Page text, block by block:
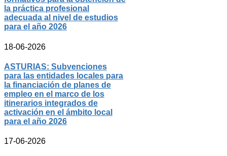
la práctica profesional
adecuada al nivel de estudios
para el año 2026
18-06-2026
ASTURIAS: Subvenciones
para las entidades locales para
la financiación de planes de
empleo en el marco de los
itinerarios integrados de
activación en el ámbito local
para el año 2026
17-06-2026